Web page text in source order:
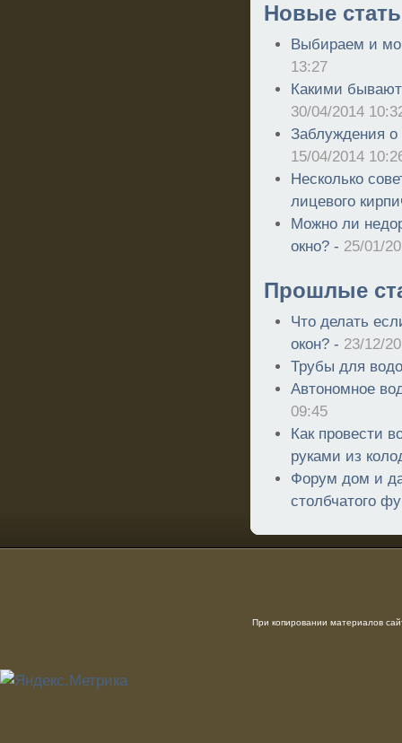
Новые
Выбираем и
13:27
Какими
30/04/2014
Заблуждения
15/04/2014
Несколько
лицевого
Можно ли
окно? - 25/01/
Прошлые
Что делать
окон? - 23/12/
Трубы для
Автономное
09:45
Как провести
руками из
Форум дом и
столбчатого
При копировании материалов